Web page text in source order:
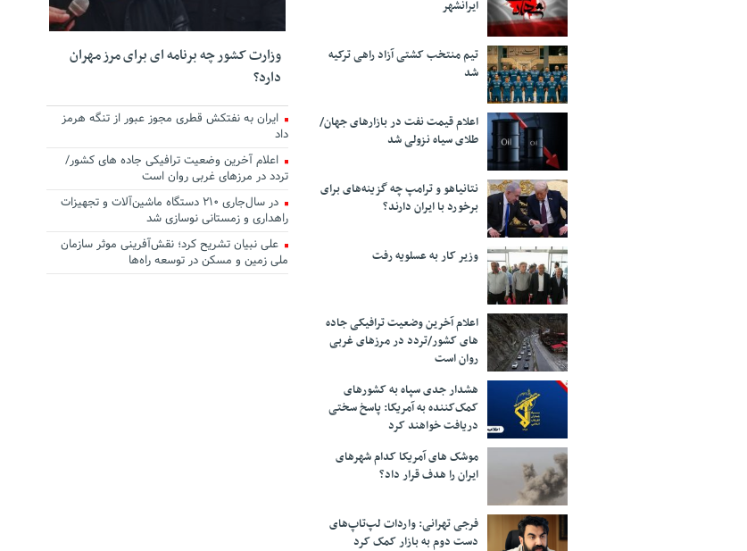
ایرانشهر
تیم منتخب کشتی آزاد راهی ترکیه
شد
اعلام قیمت نفت در بازارهای جهان/
طلای سیاه نزولی شد
نتانیاهو و ترامپ چه گزینه‌های برای
برخورد با ایران دارند؟
وزیر کار به عسلویه رفت
اعلام آخرین وضعیت ترافیکی جاده
های کشور/تردد در مرزهای غربی
روان است
هشدار جدی سپاه به کشورهای
کمک‌کننده به آمریکا: پاسخ سختی
دریافت خواهند کرد
موشک های آمریکا کدام شهرهای
ایران را هدف قرار داد؟
فرجی تهرانی: واردات لپ‌تاپ‌های
دست دوم به بازار کمک کرد
وزارت کشور چه برنامه ای برای مرز مهران
دارد؟
ایران به نفتکش قطری مجوز عبور از تنگه هرمز
داد
اعلام آخرین وضعیت ترافیکی جاده های کشور/
تردد در مرزهای غربی روان است
در سال‌جاری ۲۱۰ دستگاه ماشین‌آلات و تجهیزات
راهداری و زمستانی نوسازی شد
علی نبیان تشریح کرد؛ نقش‌آفرینی موثر سازمان
ملی زمین و مسکن در توسعه راه‌ها